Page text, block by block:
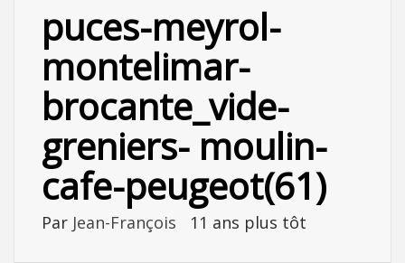
puces-meyrol-
montelimar-
brocante_vide-
greniers- moulin-
cafe-peugeot(61)
Par Jean-François 11 ans plus tôt